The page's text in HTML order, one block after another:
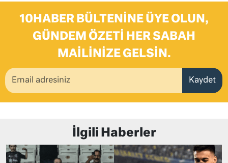
10HABER BÜLTENINE ÜYE OLUN,
GÜNDEM ÖZETI HER SABAH
MAILINIZE GELSIN.
Kaydet
İlgili Haberler